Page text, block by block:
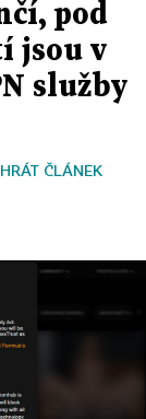
pod
jsou v
služby
ČLÁNEK